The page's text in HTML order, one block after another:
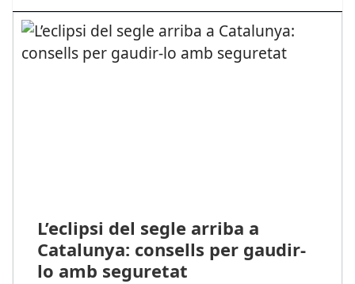
L’eclipsi del segle arriba a
Catalunya: consells per gaudir-
lo amb seguretat